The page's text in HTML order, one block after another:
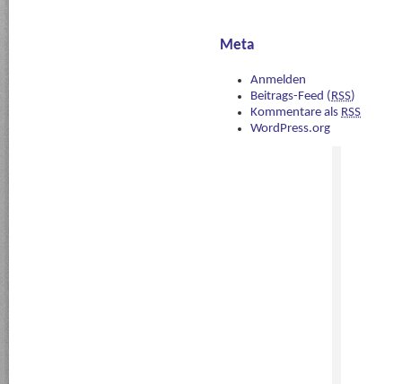
Meta
Anmelden
Beitrags-Feed (RSS)
Kommentare als RSS
WordPress.org